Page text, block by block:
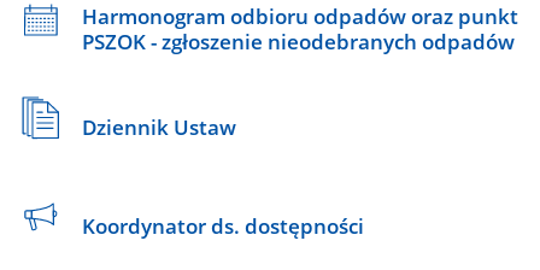
Harmonogram odbioru odpadów oraz punkt
PSZOK - zgłoszenie nieodebranych odpadów
Dziennik Ustaw
Koordynator ds. dostępności